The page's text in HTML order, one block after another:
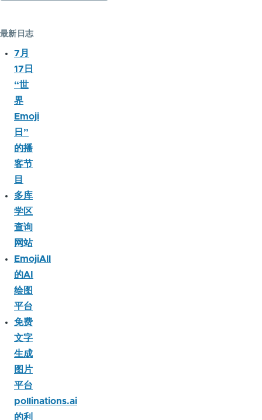
最新日志
7月
17日
“世
界
Emoji
日”
的播
客节
目
多库
学区
查询
网站
EmojiAll
的AI
绘图
平台
免费
文字
生成
图片
平台
pollinations.ai
的利